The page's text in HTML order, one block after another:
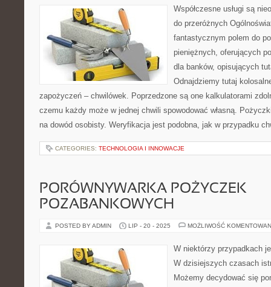
Współczesne usługi są
do przeróżnych
fantastycznym polem do
pieniężnych, oferujących
dla banków, opisujących
Odnajdziemy tutaj
zapożyczeń – chwilówek. Poprzedzone są one kalkulatorami
czemu każdy może w jednej chwili spowodować własną.
na dowód osobisty. Weryfikacja jest podobna, jak w przypadku
CATEGORIES: TECHNOLOGIA I INNOWACJE
PORÓWNYWARKA POŻYCZEK
POZABANKOWYCH
POSTED BY ADMIN LIP - 20 - 2025 MOŻLIWOŚĆ
W niektórzy przypadkach
W dzisiejszych czasach
Możemy decydować się